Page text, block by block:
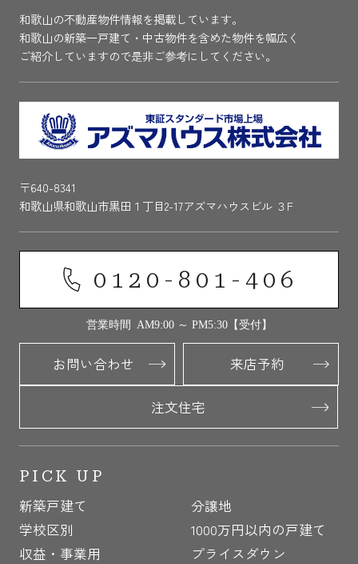
和歌山の不動産物件情報を掲載しています。
和歌山の新築一戸建て・中古物件を含めた物件を幅広く
ご紹介していますので是非ご参考にしてください。
〒640-8341
和歌山県和歌山市黒田１丁目2-17アズマハウスビル ３F
0120-801-406
営業時間 AM9:00 ～ PM5:30【受付】
お問い合わせ 来店予約
注文住宅
PICK UP
新築戸建て
分譲地
学校区別
1000万円以内の戸建て
収益・事業用
プライスダウン